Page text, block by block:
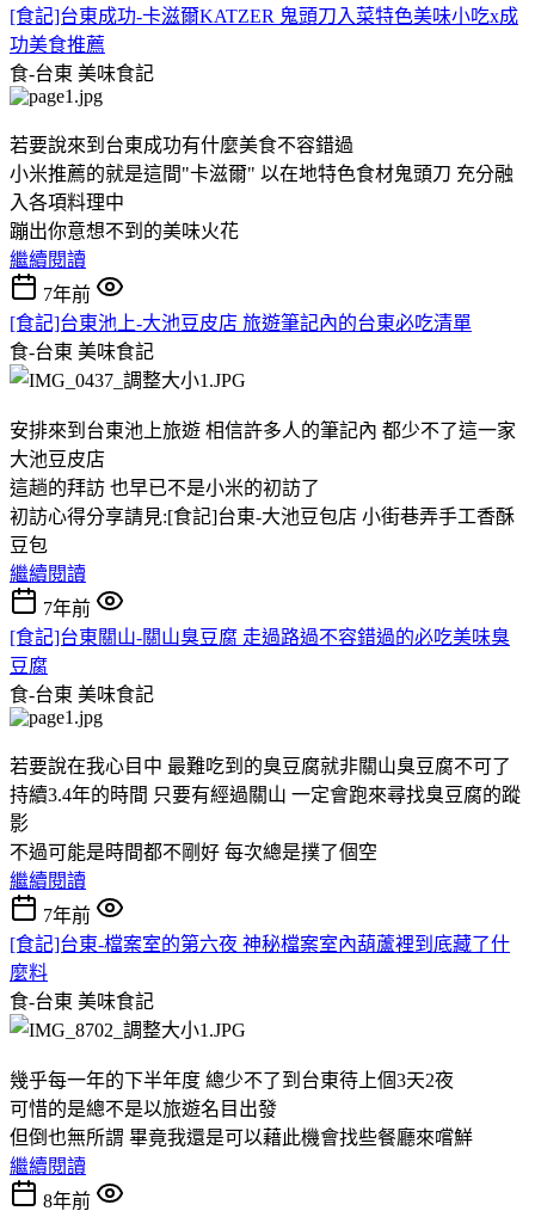
[食記]台東成功-卡滋爾KATZER 鬼頭刀入菜特色美味小吃x成
功美食推薦
食-台東 美味食記
若要說來到台東成功有什麼美食不容錯過
小米推薦的就是這間"卡滋爾" 以在地特色食材鬼頭刀 充分融
入各項料理中
蹦出你意想不到的美味火花
繼續閱讀
7年前
[食記]台東池上-大池豆皮店 旅遊筆記內的台東必吃清單
食-台東 美味食記
安排來到台東池上旅遊 相信許多人的筆記內 都少不了這一家
大池豆皮店
這趟的拜訪 也早已不是小米的初訪了
初訪心得分享請見:[食記]台東-大池豆包店 小街巷弄手工香酥
豆包
繼續閱讀
7年前
[食記]台東關山-關山臭豆腐 走過路過不容錯過的必吃美味臭
豆腐
食-台東 美味食記
若要說在我心目中 最難吃到的臭豆腐就非關山臭豆腐不可了
持續3.4年的時間 只要有經過關山 一定會跑來尋找臭豆腐的蹤
影
不過可能是時間都不剛好 每次總是撲了個空
繼續閱讀
7年前
[食記]台東-檔案室的第六夜 神秘檔案室內葫蘆裡到底藏了什
麼料
食-台東 美味食記
幾乎每一年的下半年度 總少不了到台東待上個3天2夜
可惜的是總不是以旅遊名目出發
但倒也無所謂 畢竟我還是可以藉此機會找些餐廳來嚐鮮
繼續閱讀
8年前